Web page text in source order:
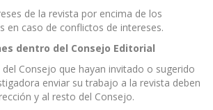
de la revista por encima de los
en caso de conflictos de intereses.
dentro del Consejo Editorial
Consejo que hayan invitado o sugerido
enviar su trabajo a la revista deben
y al resto del Consejo.